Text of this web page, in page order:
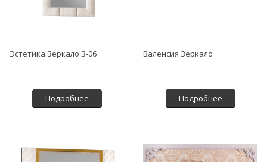
Эстетика Зеркало З-06
Подробнее
Валенсия Зеркало
Подробнее